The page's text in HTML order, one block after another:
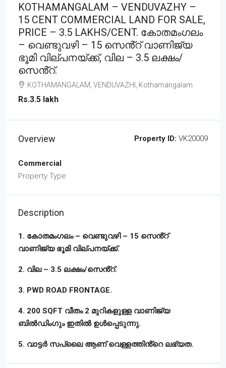
KOTHAMANGALAM – VENDUVAZHY –
15 CENT COMMERCIAL LAND FOR SALE,
PRICE – 3.5 LAKHS/CENT. കോതമംഗലം
– വെണ്ടുവഴി – 15 സെൻ്റ് വാണിജ്യ
ഭൂമി വില്പനയ്ക്ക്, വില – 3.5 ലക്ഷം/
സെൻ്റ്.
KOTHAMANGALAM, VENDUVAZHI, Kothamangalam
Rs.3.5 lakh
Overview Property ID: VK20009
Commercial
Property Type
Description
1. കോതമംഗലം – വെണ്ടുവഴി – 15 സെൻ്റ്
വാണിജ്യ ഭൂമി വില്പനയ്ക്ക്.
2. വില – 3.5 ലക്ഷം/സെൻ്റ്.
3. PWD ROAD FRONTAGE.
4. 200 SQFT വീതം 2 മുറികളുള്ള വാണിജ്യ
ബിൽഡിംഗും ഇതിൽ ഉൾപ്പെടുന്നു.
5. വാട്ടർ സപ്ലൈ ആണ് വെള്ളത്തിൻ്റെ ലഭ്യത.